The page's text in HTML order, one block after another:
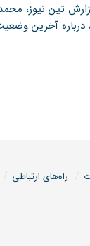
تین نیوز،
درباره آخرین
راه‌های ارتباطی